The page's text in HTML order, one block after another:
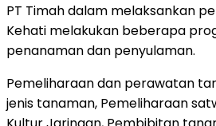
PT Timah dalam melaksankan
Kehati melakukan beberapa
penanaman dan penyulaman.
Pemeliharaan dan perawatan
jenis tanaman, Pemeliharaan